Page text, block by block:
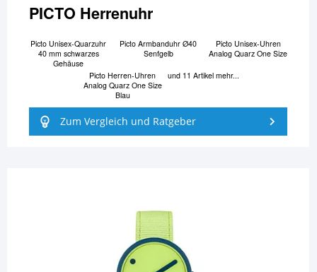
PICTO Herrenuhr
Picto Unisex-Quarzuhr
40 mm schwarzes
Gehäuse
Picto Armbanduhr Ø40
Senfgelb
Picto Unisex-Uhren
Analog Quarz One Size
Picto Herren-Uhren
Analog Quarz One Size
Blau
und 11 Artikel mehr...
Zum Vergleich und Ratgeber